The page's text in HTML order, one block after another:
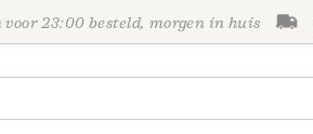
voor 23:00 besteld, morgen in huis